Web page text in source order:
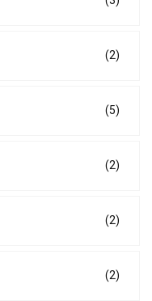
(2)
(5)
(2)
(2)
(2)